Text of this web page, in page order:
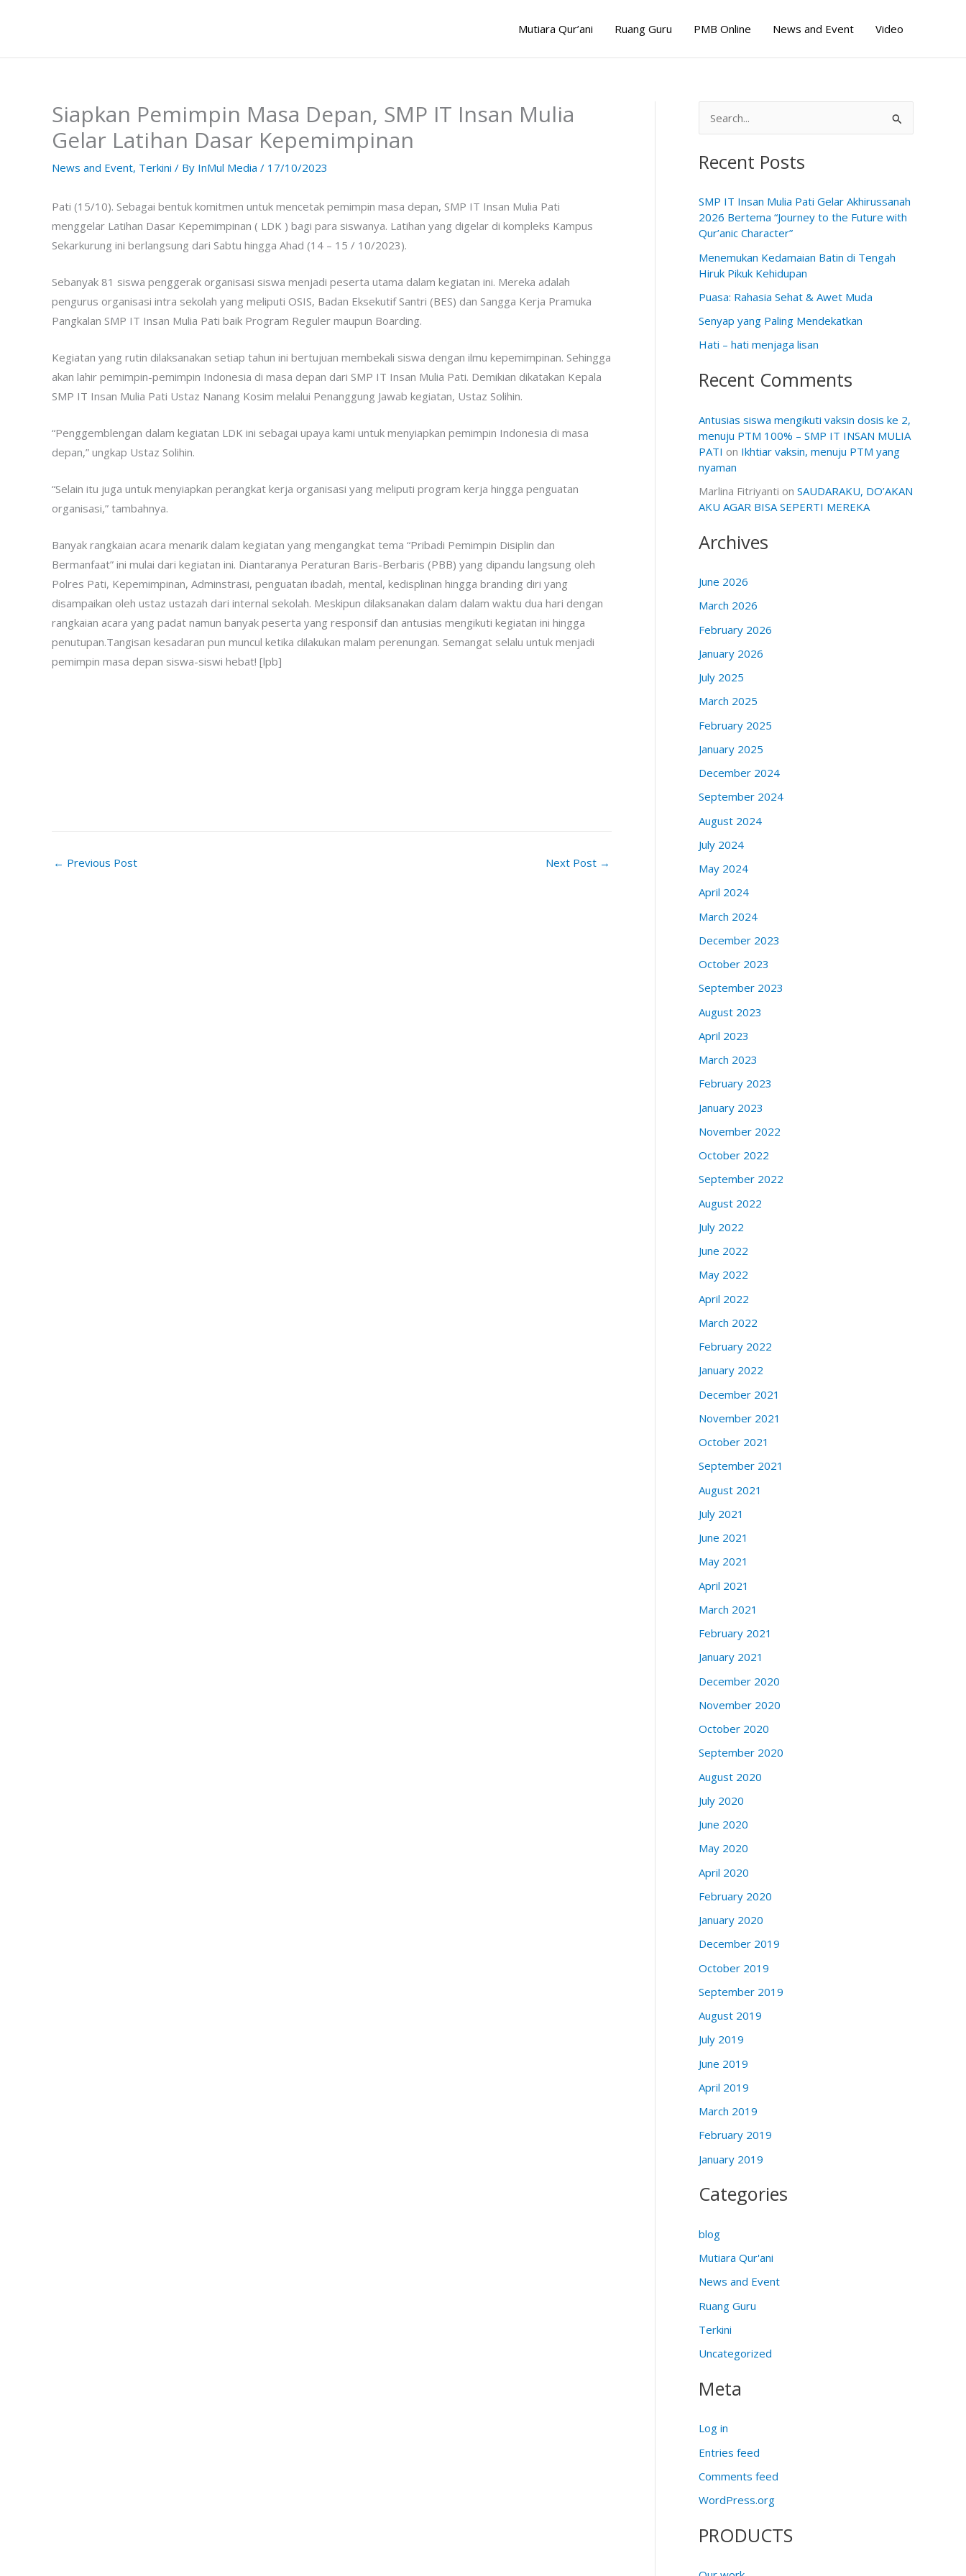
Mutiara Qur’ani Ruang Guru PMB Online News and Event Video
Siapkan Pemimpin Masa Depan, SMP IT Insan Mulia
Gelar Latihan Dasar Kepemimpinan
News and Event, Terkini / By InMul Media / 17/10/2023
Pati (15/10). Sebagai bentuk komitmen untuk mencetak pemimpin masa depan, SMP IT Insan Mulia Pati
menggelar Latihan Dasar Kepemimpinan ( LDK ) bagi para siswanya. Latihan yang digelar di kompleks Kampus
Sekarkurung ini berlangsung dari Sabtu hingga Ahad (14 – 15 / 10/2023).
Sebanyak 81 siswa penggerak organisasi siswa menjadi peserta utama dalam kegiatan ini. Mereka adalah
pengurus organisasi intra sekolah yang meliputi OSIS, Badan Eksekutif Santri (BES) dan Sangga Kerja Pramuka
Pangkalan SMP IT Insan Mulia Pati baik Program Reguler maupun Boarding.
Kegiatan yang rutin dilaksanakan setiap tahun ini bertujuan membekali siswa dengan ilmu kepemimpinan. Sehingga
akan lahir pemimpin-pemimpin Indonesia di masa depan dari SMP IT Insan Mulia Pati. Demikian dikatakan Kepala
SMP IT Insan Mulia Pati Ustaz Nanang Kosim melalui Penanggung Jawab kegiatan, Ustaz Solihin.
“Penggemblengan dalam kegiatan LDK ini sebagai upaya kami untuk menyiapkan pemimpin Indonesia di masa
depan,” ungkap Ustaz Solihin.
“Selain itu juga untuk menyiapkan perangkat kerja organisasi yang meliputi program kerja hingga penguatan
organisasi,” tambahnya.
Banyak rangkaian acara menarik dalam kegiatan yang mengangkat tema “Pribadi Pemimpin Disiplin dan
Bermanfaat” ini mulai dari kegiatan ini. Diantaranya Peraturan Baris-Berbaris (PBB) yang dipandu langsung oleh
Polres Pati, Kepemimpinan, Adminstrasi, penguatan ibadah, mental, kedisplinan hingga branding diri yang
disampaikan oleh ustaz ustazah dari internal sekolah. Meskipun dilaksanakan dalam dalam waktu dua hari dengan
rangkaian acara yang padat namun banyak peserta yang responsif dan antusias mengikuti kegiatan ini hingga
penutupan.Tangisan kesadaran pun muncul ketika dilakukan malam perenungan. Semangat selalu untuk menjadi
pemimpin masa depan siswa-siswi hebat! [lpb]
← Previous Post Next Post →
a
c
h
o
r
:
Recent Posts
SMP IT Insan Mulia Pati Gelar Akhirussanah
2026 Bertema “Journey to the Future with
Qur’anic Character”
Menemukan Kedamaian Batin di Tengah
Hiruk Pikuk Kehidupan
Puasa: Rahasia Sehat & Awet Muda
Senyap yang Paling Mendekatkan
Hati – hati menjaga lisan
Recent Comments
Antusias siswa mengikuti vaksin dosis ke 2,
menuju PTM 100% – SMP IT INSAN MULIA
PATI on Ikhtiar vaksin, menuju PTM yang
nyaman
Marlina Fitriyanti on SAUDARAKU, DO’AKAN
AKU AGAR BISA SEPERTI MEREKA
Archives
June 2026
March 2026
February 2026
January 2026
July 2025
March 2025
February 2025
January 2025
December 2024
September 2024
August 2024
July 2024
May 2024
April 2024
March 2024
December 2023
October 2023
September 2023
August 2023
April 2023
March 2023
February 2023
January 2023
November 2022
October 2022
September 2022
August 2022
July 2022
June 2022
May 2022
April 2022
March 2022
February 2022
January 2022
December 2021
November 2021
October 2021
September 2021
August 2021
July 2021
June 2021
May 2021
April 2021
March 2021
February 2021
January 2021
December 2020
November 2020
October 2020
September 2020
August 2020
July 2020
June 2020
May 2020
April 2020
February 2020
January 2020
December 2019
October 2019
September 2019
August 2019
July 2019
June 2019
April 2019
March 2019
February 2019
January 2019
Categories
blog
Mutiara Qur'ani
News and Event
Ruang Guru
Terkini
Uncategorized
Meta
Log in
Entries feed
Comments feed
WordPress.org
PRODUCTS